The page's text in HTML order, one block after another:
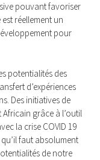
pouvant favoriser
réellement un
pour
potentialités des
d’expériences
Des initiatives de
grâce à l’outil
la crise COVID 19
faut absolument
de notre